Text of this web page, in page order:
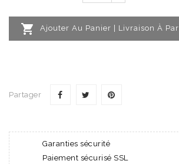
 Ajouter Au Panier | Livraison À
Partager
Garanties sécurité
Paiement sécurisé SSL